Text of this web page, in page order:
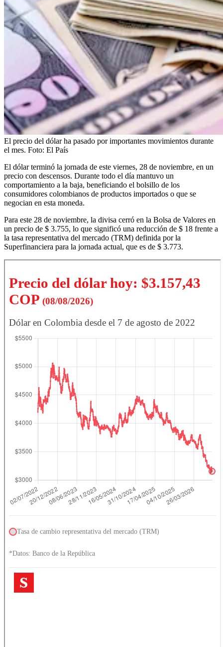
El precio del dólar ha pasado por importantes movimientos durante
el mes. Foto: El País
El dólar terminó la jornada de este viernes, 28 de noviembre, en un
precio con descensos. Durante todo el día mantuvo un
comportamiento a la baja, beneficiando el bolsillo de los
consumidores colombianos de productos importados o que se
negocian en esta moneda.
Para este 28 de noviembre, la divisa cerró en la Bolsa de Valores en
un precio de $ 3.755, lo que significó una reducción de $ 18 frente a
la tasa representativa del mercado (TRM) definida por la
Superfinanciera para la jornada actual, que es de $ 3.773.